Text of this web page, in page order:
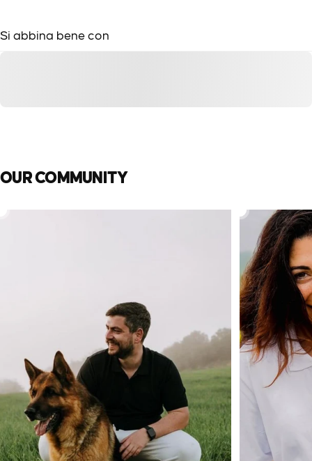
Si abbina bene con
OUR COMMUNITY
ANCHOR